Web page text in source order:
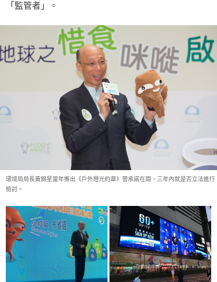
「監管者」。
環境局局長黃錦星當年推出《戶外燈光約章》曾承諾在兩、三年內就是否立法進行
檢討。